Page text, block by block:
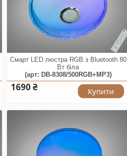
Смарт LED люстра RGB з Bluetooth 80
Вт біла
(арт: DB-8308/500RGB+MP3)
1690 ₴ Купити